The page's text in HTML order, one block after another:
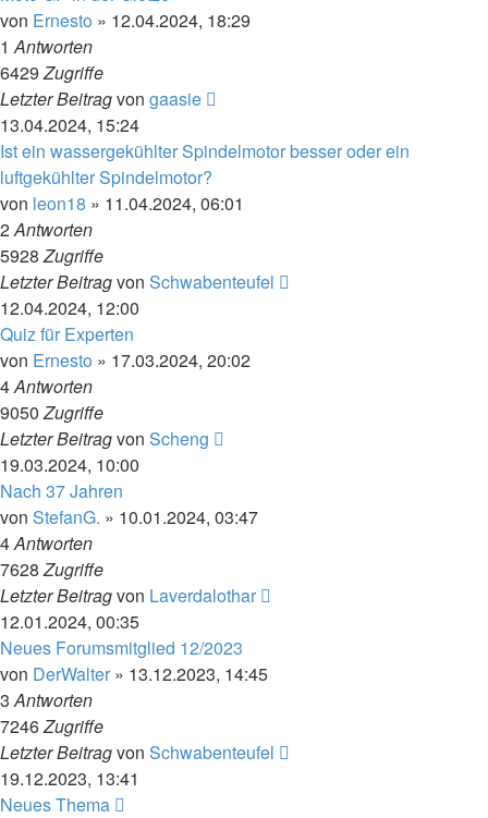
von Ernesto » 12.04.2024, 18:29
1Antworten
6429Zugriffe
Letzter Beitragvon gaasie
13.04.2024, 15:24
Ist ein wassergekühlter Spindelmotor besser oder ein
luftgekühlter Spindelmotor?
von leon18 » 11.04.2024, 06:01
2Antworten
5928Zugriffe
Letzter Beitragvon Schwabenteufel
12.04.2024, 12:00
Quiz für Experten
von Ernesto » 17.03.2024, 20:02
4Antworten
9050Zugriffe
Letzter Beitragvon Scheng
19.03.2024, 10:00
Nach 37 Jahren
von StefanG. » 10.01.2024, 03:47
4Antworten
7628Zugriffe
Letzter Beitragvon Laverdalothar
12.01.2024, 00:35
Neues Forumsmitglied 12/2023
von DerWalter » 13.12.2023, 14:45
3Antworten
7246Zugriffe
Letzter Beitragvon Schwabenteufel
19.12.2023, 13:41
Neues Thema